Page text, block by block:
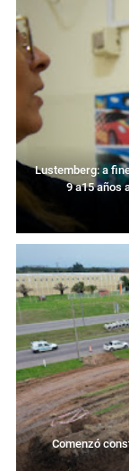
Lustemberg: a
9 a15 años
Comenzó